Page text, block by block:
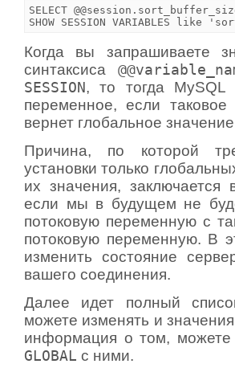
SELECT
Когда вы запрашиваете
синтаксиса
SESSION, то тогда MySQL
переменное, если
вернет глобальное
Причина, по которой
установки только
их значения, заключается
если мы в будущем не
потоковую переменную с
потоковую переменную. В
изменить состояние
вашего соединения.
Далее идет полный
можете изменять и
информация о том,
GLOBAL с ними.